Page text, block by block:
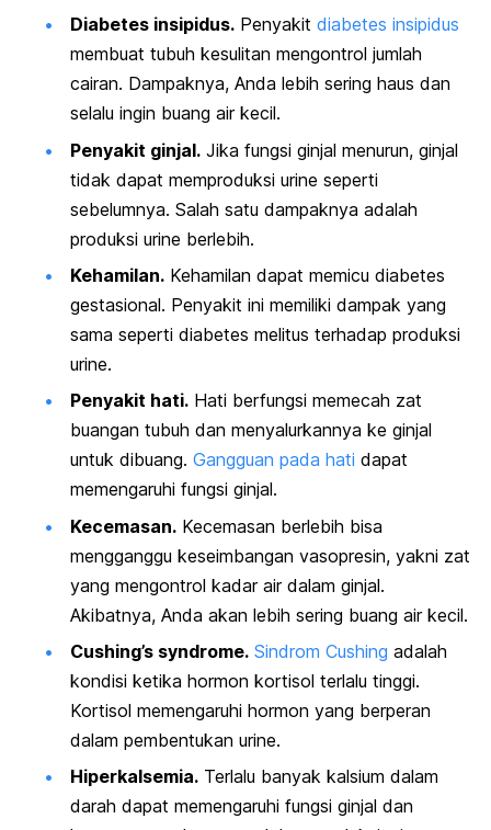
Diabetes insipidus. Penyakit diabetes insipidus
membuat tubuh kesulitan mengontrol jumlah
cairan. Dampaknya, Anda lebih sering haus dan
selalu ingin buang air kecil.
Penyakit ginjal. Jika fungsi ginjal menurun, ginjal
tidak dapat memproduksi urine seperti
sebelumnya. Salah satu dampaknya adalah
produksi urine berlebih.
Kehamilan. Kehamilan dapat memicu diabetes
gestasional. Penyakit ini memiliki dampak yang
sama seperti diabetes melitus terhadap produksi
urine.
Penyakit hati. Hati berfungsi memecah zat
buangan tubuh dan menyalurkannya ke ginjal
untuk dibuang. Gangguan pada hati dapat
memengaruhi fungsi ginjal.
Kecemasan. Kecemasan berlebih bisa
mengganggu keseimbangan vasopresin, yakni zat
yang mengontrol kadar air dalam ginjal.
Akibatnya, Anda akan lebih sering buang air kecil.
Cushing’s syndrome. Sindrom Cushing adalah
kondisi ketika hormon kortisol terlalu tinggi.
Kortisol memengaruhi hormon yang berperan
dalam pembentukan urine.
Hiperkalsemia. Terlalu banyak kalsium dalam
darah dapat memengaruhi fungsi ginjal dan